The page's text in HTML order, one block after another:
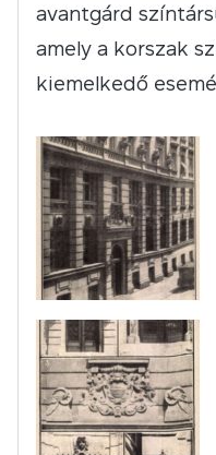
avantgárd
amely a korszak
kiemelkedő